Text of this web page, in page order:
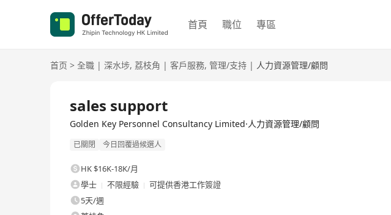
首頁 職位 專區
首页 > 全職 | 深水埗, 荔枝角 | 客戶服務, 管理/支持 | 人力資源管理/顧問
sales support
Golden Key Personnel Consultancy Limited·人力資源管理/顧問
已關閉 今日回覆過候選人
HK $16K-18K/月
學士
不限經驗
可提供香港工作簽證
5天/週